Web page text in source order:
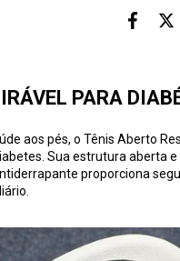
PARA
aos pés, o Tênis Aberto
Sua estrutura aberta
proporciona